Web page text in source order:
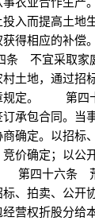
入而提高土地
获得相应的
不宜采取家
土地，通过招
规定。 第四
承包合同。当
确定。以招标
价确定；以公
第四十六条
、拍卖、公开
营权折股分给